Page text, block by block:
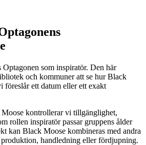
som inspiratör. Den här
och kommuner att se hurBlack
föreslår ett datum eller ett exakt
kontrollerar vi tillgänglighet,
rollen inspiratörpassar gruppens ålder
kan Black Moose kombineras med andra
handledning eller fördjupning.